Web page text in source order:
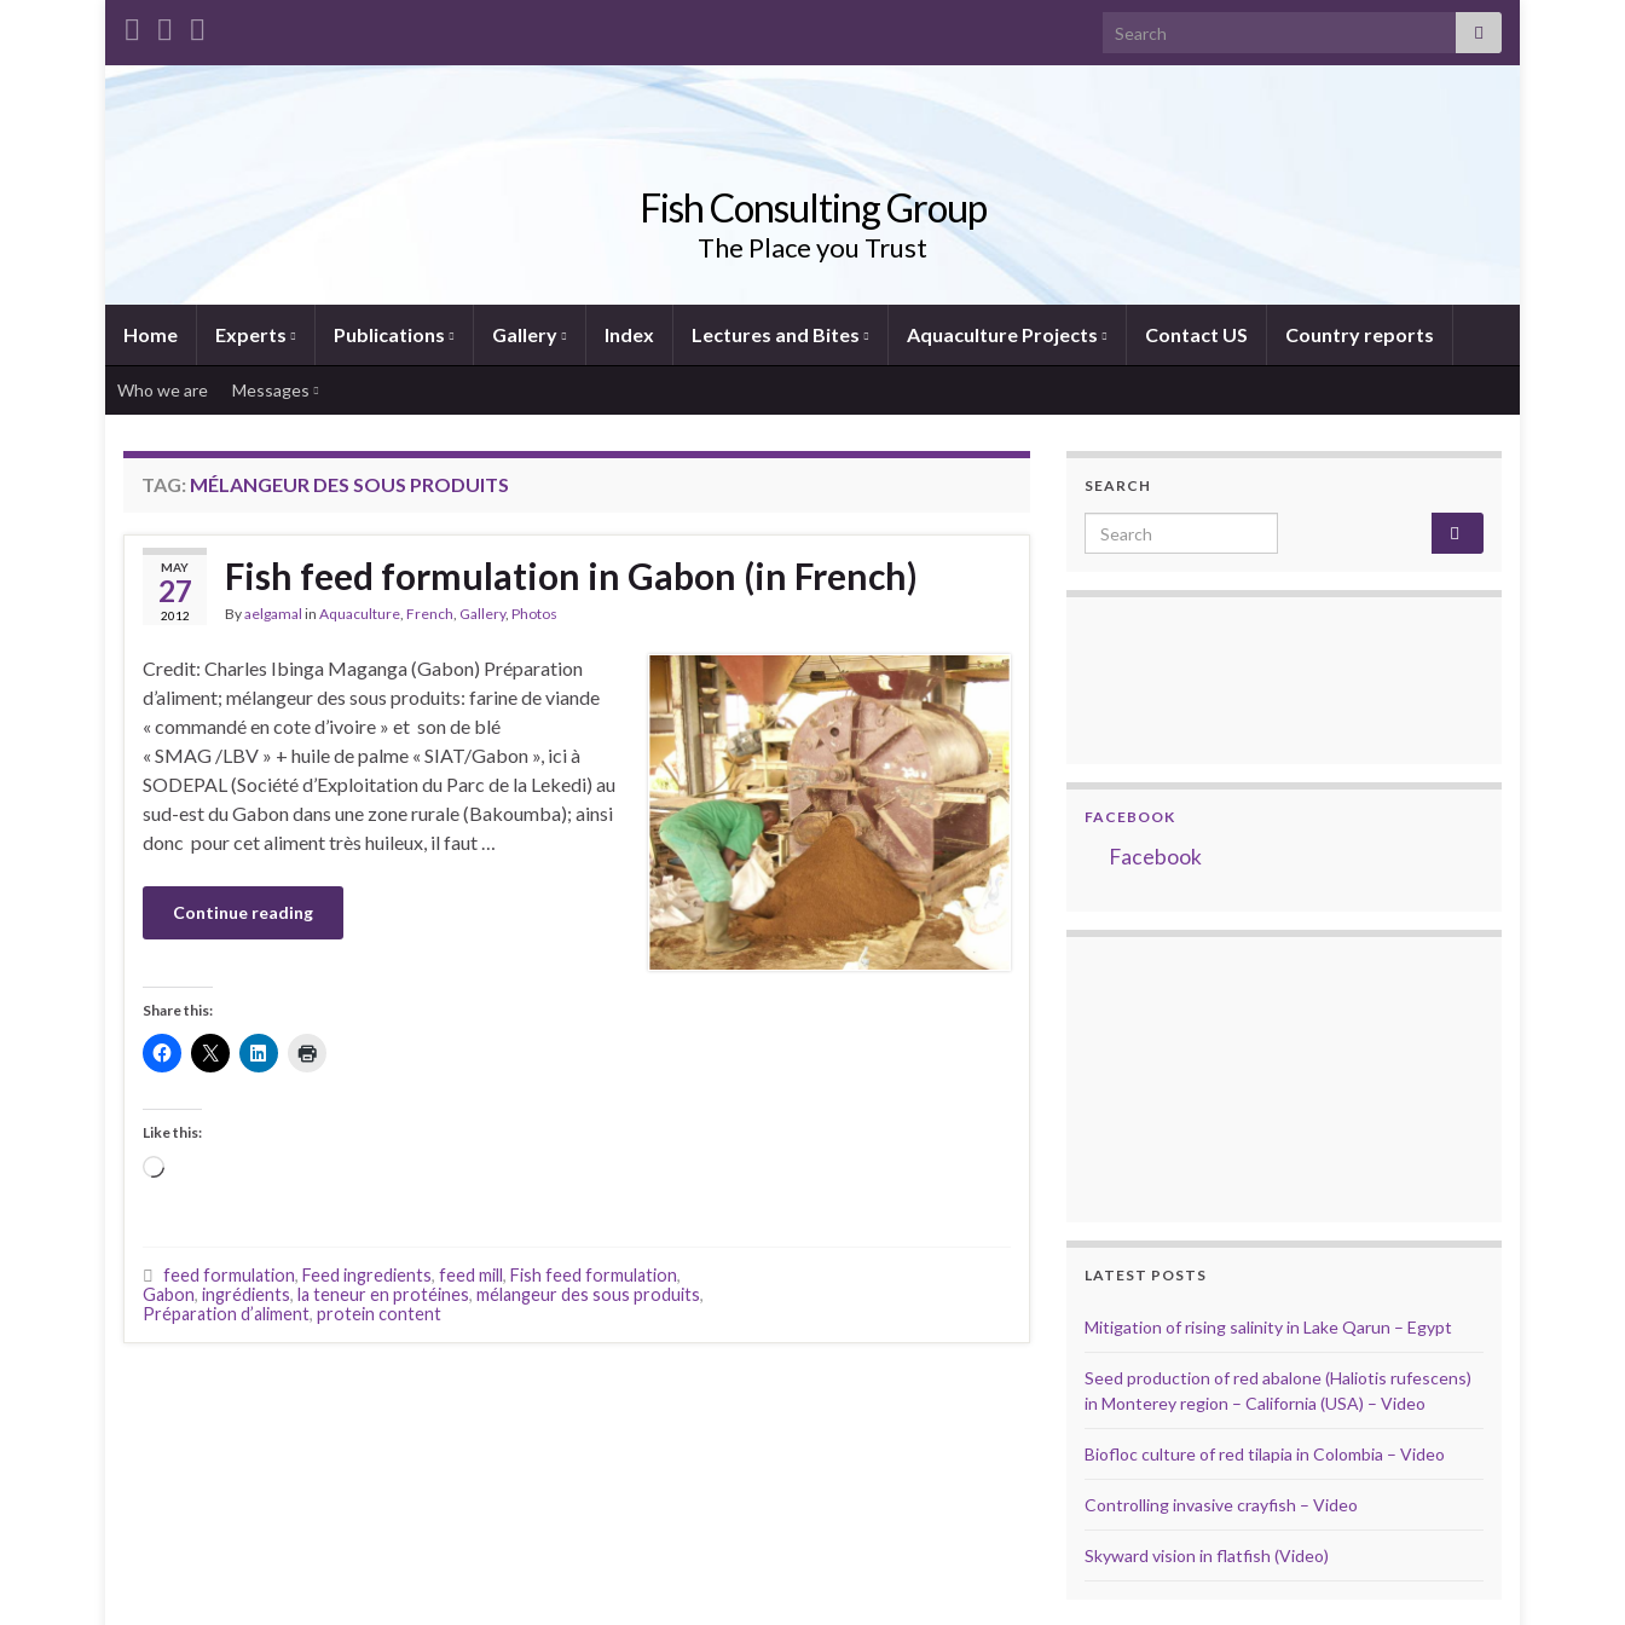
Search for:
Fish Consulting Group
The Place you Trust
Home Experts Publications Gallery Index Lectures and Bites Aquaculture Projects Contact US Country reports
Who we are Messages
TAG: MÉLANGEUR DES SOUS PRODUITS
MAY
27
2012
Fish feed formulation in Gabon (in French)
Byaelgamal in Aquaculture, French, Gallery, Photos
Credit: Charles Ibinga Maganga (Gabon) Préparation
d’aliment; mélangeur des sous produits: farine de viande
« commandé en cote d’ivoire » et son de blé
« SMAG /LBV » + huile de palme « SIAT/Gabon », ici à
SODEPAL (Société d’Exploitation du Parc de la Lekedi) au
sud-est du Gabon dans une zone rurale (Bakoumba); ainsi
donc pour cet aliment très huileux, il faut …
Continue reading
Share this:
Like this:
Loading…
feed formulation, Feed ingredients, feed mill, Fish feed formulation,
Gabon, ingrédients, la teneur en protéines, mélangeur des sous produits,
Préparation d’aliment, protein content
SEARCH
Search for:
FACEBOOK
Facebook
LATEST POSTS
Mitigation of rising salinity in Lake Qarun – Egypt
Seed production of red abalone (Haliotis rufescens)
in Monterey region – California (USA) – Video
Biofloc culture of red tilapia in Colombia – Video
Controlling invasive crayfish – Video
Skyward vision in flatfish (Video)